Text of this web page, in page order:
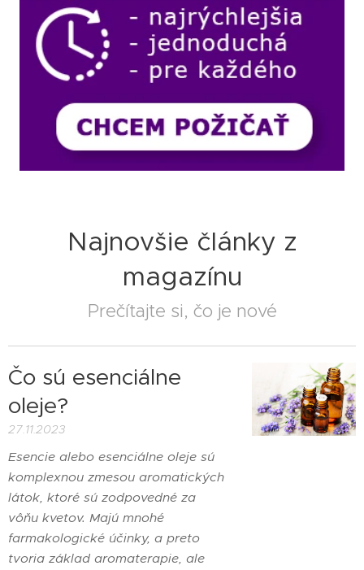
Najnovšie články z
magazínu
Prečítajte si, čo je nové
Čo sú esenciálne
oleje?
27.11.2023
Esencie alebo esenciálne oleje sú
komplexnou zmesou aromatických
látok, ktoré sú zodpovedné za
vôňu kvetov. Majú mnohé
farmakologické účinky, a preto
tvoria základ aromaterapie, ale